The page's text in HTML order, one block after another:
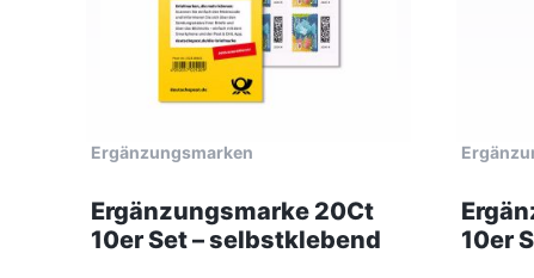
Ergänzungsmarken
Ergänzungsmarke 20Ct
10er Set – selbstklebend
10er